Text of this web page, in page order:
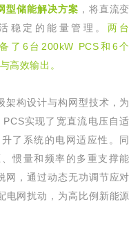
型储能解决方案 ， 将直流变
稳定的能量管理。 两台
了 6 台 200kW PCS和 6个
高效输出。
架构设计与构网型技术，为
PCS实现了宽直流电压自适
了系统的电网适应性。同
惯量和频率的多重支撑能
网，通过动态无功调节应对
电网扰动，为高比例新能源